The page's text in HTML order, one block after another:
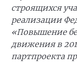
строящихся
реализации
«Повышение
движения в
партпроекта